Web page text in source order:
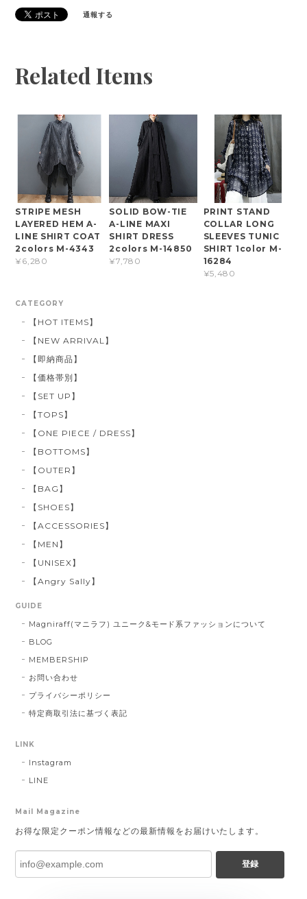
通報する
Related Items
STRIPE MESH
LAYERED HEM A-
LINE SHIRT COAT
2colors M-4343
¥6,280
SOLID BOW-TIE
A-LINE MAXI
SHIRT DRESS
2colors M-14850
¥7,780
PRINT STAND
COLLAR LONG
SLEEVES TUNIC
SHIRT 1color M-
16284
¥5,480
CATEGORY
【HOT ITEMS】
【NEW ARRIVAL】
【即納商品】
【価格帯別】
【SET UP】
【TOPS】
【ONE PIECE / DRESS】
【BOTTOMS】
【OUTER】
【BAG】
【SHOES】
【ACCESSORIES】
【MEN】
【UNISEX】
【Angry Sally】
GUIDE
Magniraff(マニラフ) ユニーク&モード系ファッションについて
BLOG
MEMBERSHIP
お問い合わせ
プライバシーポリシー
特定商取引法に基づく表記
LINK
Instagram
LINE
Mail Magazine
お得な限定クーポン情報などの最新情報をお届けいたします。
登録